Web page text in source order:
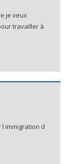
je veux
travailler à
immigration d